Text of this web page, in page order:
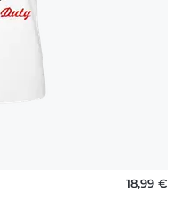
18,99 €